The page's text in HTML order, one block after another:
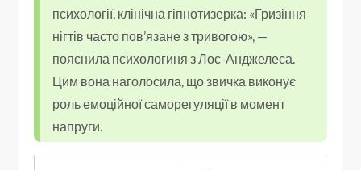
психології, клінічна гіпнотизерка: «Гризіння
нігтів часто пов’язане з тривогою», —
пояснила психологиня з Лос-Анджелеса.
Цим вона наголосила, що звичка виконує
роль емоційної саморегуляції в момент
напруги.